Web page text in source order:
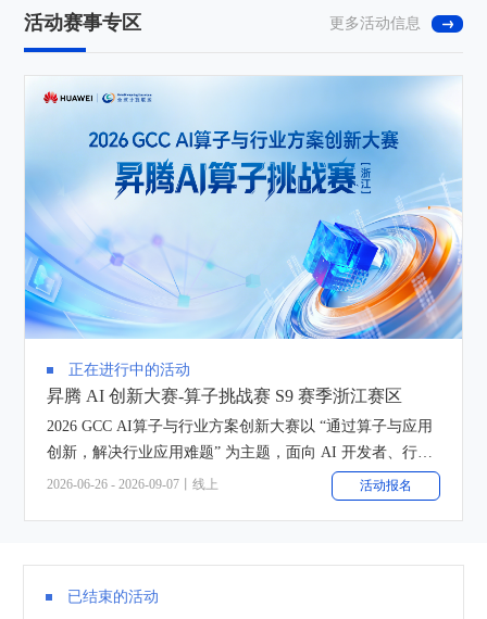
更多活动信息
活动赛事专区
正在进行中的活动
昇腾 AI 创新大赛-算子挑战赛 S9 赛季浙江赛区
2026 GCC AI算子与行业方案创新大赛以 “通过算子与应用
创新，解决行业应用难题” 为主题，面向 AI 开发者、行业
开发者和行业解决方案团队开放。
2026-06-26 - 2026-09-07丨线上 活动报名
已结束的活动